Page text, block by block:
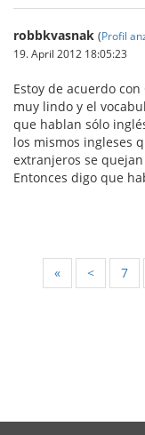
robbkvasnak (Profil
19. April 2012 18:05:23
Estoy de acuerdo
muy lindo y el
que hablan sólo
los mismos ingleses
extranjeros se
Entonces digo que
« < 7